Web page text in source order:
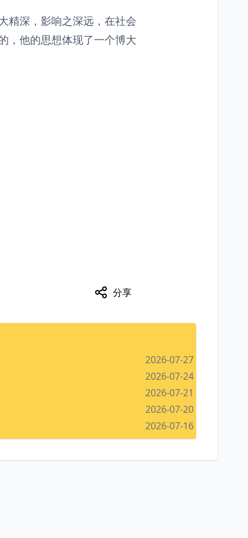
精深，影响之深远，在社会
，他的思想体现了一个博大
分享
2026-07-27
2026-07-24
2026-07-21
2026-07-20
2026-07-16